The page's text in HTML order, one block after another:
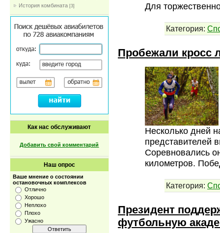
История комбината [3]
Как нас обслуживают
Добавить свой комментарий
Наш опрос
Ваше мнение о состоянии
остановочных комплексов
Отлично
Хорошо
Неплохо
Плохо
Ужасно
Для
Категория:
Пробежали кросс
Несколько дней
представителей
Соревновались
километров.
Категория:
Президент
футбольную